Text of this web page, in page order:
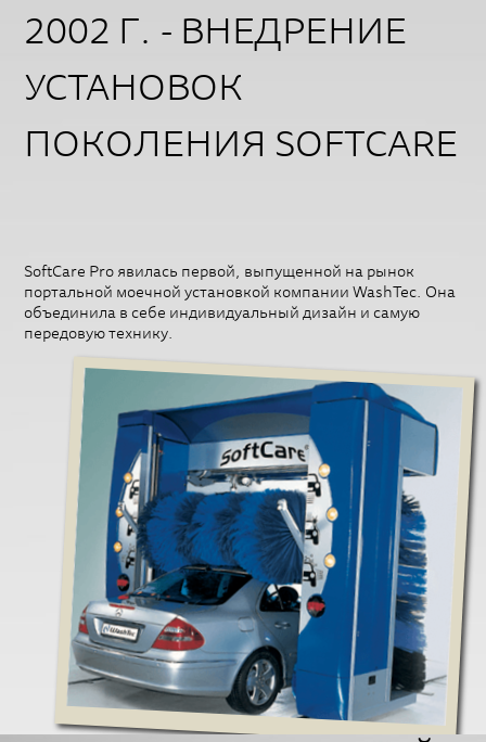
2002 Г. - ВНЕДРЕНИЕ
УСТАНОВОК
ПОКОЛЕНИЯ SOFTCARE
SoftCare Pro явилась первой, выпущенной на рынок
портальной моечной установкой компании WashTec. Она
объединила в себе индивидуальный дизайн и самую
передовую технику.